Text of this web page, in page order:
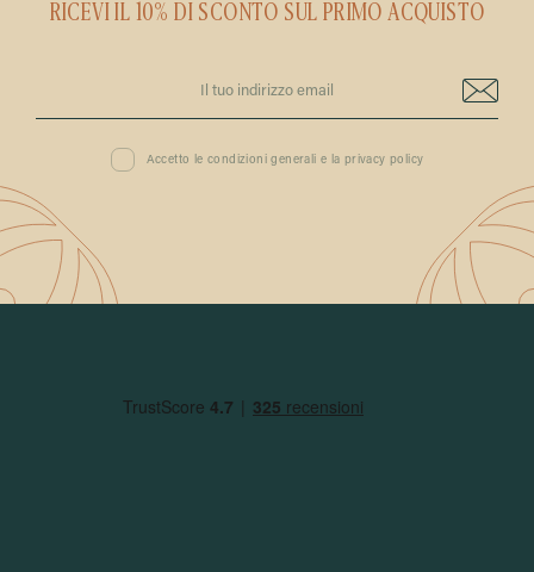
RICEVI IL 10% DI SCONTO SUL PRIMO ACQUISTO
Accetto le condizioni generali e la privacy policy